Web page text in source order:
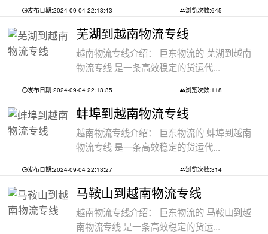
发布日期:2024-09-04 22:13:43 浏览次数:645
芜湖到越南物流专线
越南物流专线介绍： 巨东物流的 芜湖到越南
物流专线 是一条高效稳定的货运代...
发布日期:2024-09-04 22:13:35 浏览次数:118
蚌埠到越南物流专线
越南物流专线介绍： 巨东物流的 蚌埠到越南
物流专线 是一条高效稳定的货运代...
发布日期:2024-09-04 22:13:27 浏览次数:314
马鞍山到越南物流专线
越南物流专线介绍： 巨东物流的 马鞍山到越
南物流专线 是一条高效稳定的货运...